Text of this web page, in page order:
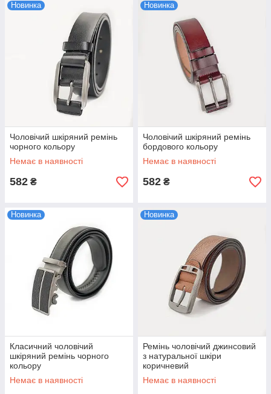
Новинка
Чоловічий шкіряний ремінь
чорного кольору
Немає в наявності
582 ₴
Новинка
Чоловічий шкіряний ремінь
бордового кольору
Немає в наявності
582 ₴
Новинка
Класичний чоловічий
шкіряний ремінь чорного
кольору
Немає в наявності
Новинка
Ремінь чоловічий джинсовий
з натуральної шкіри
коричневий
Немає в наявності